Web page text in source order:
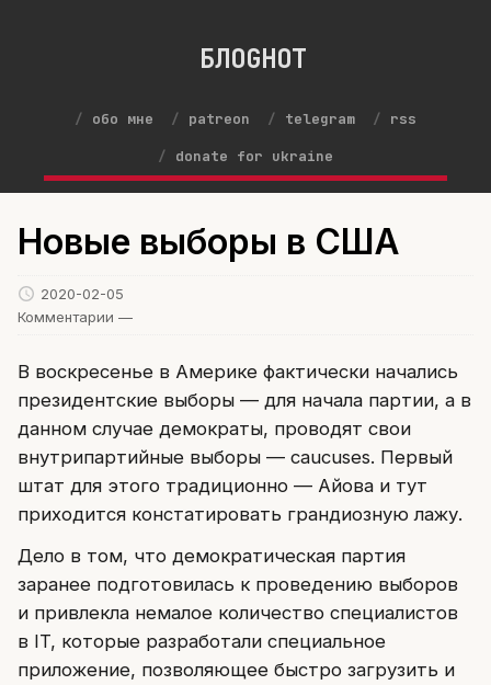
БЛОGНОТ
обо мне patreon telegram
rss
donate for ukraine
Новые выборы в США
2020-02-05
Комментарии —
В воскресенье в Америке фактически начались
президентские выборы — для начала партии, а в
данном случае демократы, проводят свои
внутрипартийные выборы — caucuses. Первый
штат для этого традиционно — Айова и тут
приходится констатировать грандиозную лажу.
Дело в том, что демократическая партия
заранее подготовилась к проведению выборов
и привлекла немалое количество специалистов
в IT, которые разработали специальное
приложение, позволяющее быстро загрузить и